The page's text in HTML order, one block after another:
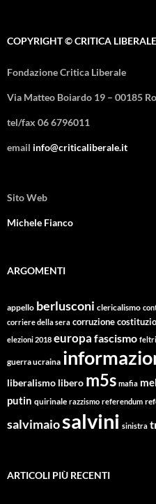
COPYRIGHT © CRITICA
Fondazione Critica Liberale
Via Matteo Boiardo 19 – 00185
tel/fax 06 6796011
email info@criticaliberale.it
Sito Web
Michele Fianco
ARGOMENTI
appello berlusconi clericalismo
corriere della sera corruzione
elezioni 2018 europa fascismo feltri
guerra ucraina
liberalismo libero m5s mafia
putin quirinale razzismo referendum
salvimaiosalvini sinistra
ARTICOLI PIÙ RECENTI